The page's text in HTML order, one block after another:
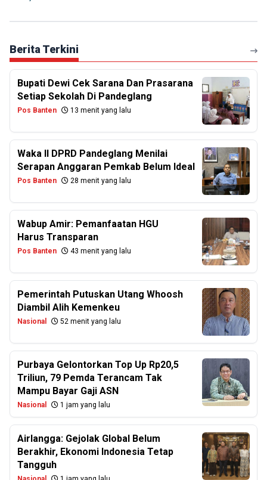
Berita Terkini
Bupati Dewi Cek Sarana Dan Prasarana
Setiap Sekolah Di Pandeglang
Pos Banten 13 menit yang lalu
Waka II DPRD Pandeglang Menilai
Serapan Anggaran Pemkab Belum Ideal
Pos Banten 28 menit yang lalu
Wabup Amir: Pemanfaatan HGU
Harus Transparan
Pos Banten 43 menit yang lalu
Pemerintah Putuskan Utang Whoosh
Diambil Alih Kemenkeu
Nasional 52 menit yang lalu
Purbaya Gelontorkan Top Up Rp20,5
Triliun, 79 Pemda Terancam Tak
Mampu Bayar Gaji ASN
Nasional 1 jam yang lalu
Airlangga: Gejolak Global Belum
Berakhir, Ekonomi Indonesia Tetap
Tangguh